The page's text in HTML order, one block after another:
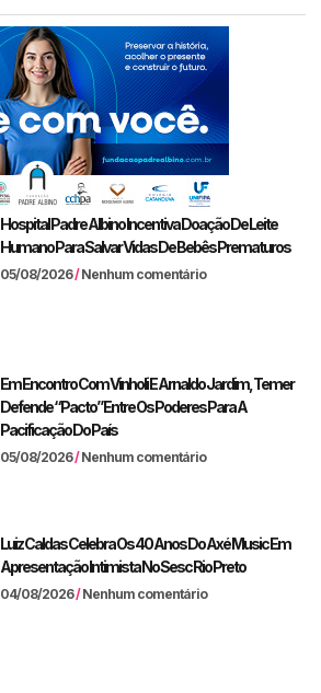
Hospital Padre Albino Incentiva Doação De Leite
Humano Para Salvar Vidas De Bebês Prematuros
05/08/2026 Nenhum comentário
Em Encontro Com Vinholi E Arnaldo Jardim, Temer
Defende “pacto” Entre Os Poderes Para A
Pacificação Do País
05/08/2026 Nenhum comentário
Luiz Caldas Celebra Os 40 Anos Do Axé Music Em
Apresentação Intimista No Sesc Rio Preto
04/08/2026 Nenhum comentário